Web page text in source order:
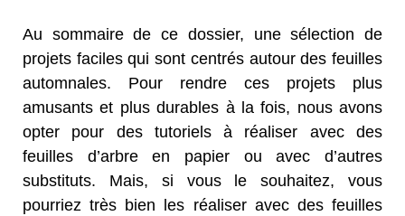
Au sommaire de ce dossier, une sélection de
projets faciles qui sont centrés autour des feuilles
automnales. Pour rendre ces projets plus
amusants et plus durables à la fois, nous avons
opter pour des tutoriels à réaliser avec des
feuilles d’arbre en papier ou avec d’autres
substituts. Mais, si vous le souhaitez, vous
pourriez très bien les réaliser avec des feuilles